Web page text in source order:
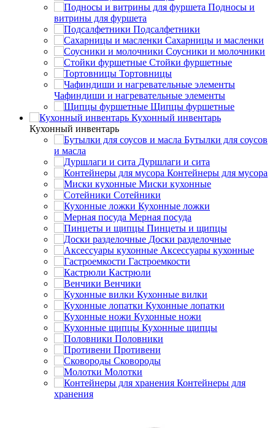
Подносы и
витрины для фуршета
Подсалфетники
Сахарницы и масленки
Соусники и молочники
Стойки фуршетные
Тортовницы
Чафиндиши и нагревательные элементы
Щипцы фуршетные
Кухонный инвентарь
Кухонный инвентарь
Бутылки для соусов
и масла
Дуршлаги и сита
Контейнеры для мусора
Миски кухонные
Сотейники
Кухонные ложки
Мерная посуда
Пинцеты и щипцы
Доски разделочные
Аксессуары кухонные
Гастроемкости
Кастрюли
Венчики
Кухонные вилки
Кухонные лопатки
Кухонные ножи
Кухонные щипцы
Половники
Противени
Сковороды
Молотки
Контейнеры для
хранения